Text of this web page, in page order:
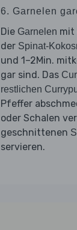
6. Garnelen
Die Garnelen mit
der Spinat-
und 1–2Min.
gar sind. Das
restlichen
Pfeffer
oder Schalen
geschnittenen
servieren.